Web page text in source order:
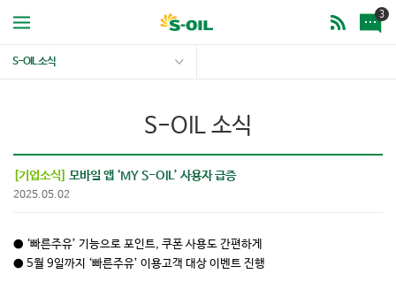
3
S-OIL 소식
S-OIL 소식
[기업소식] 모바일 앱 ‘MY S-OIL’ 사용자 급증
2025.05.02
● ‘빠른주유’ 기능으로 포인트, 쿠폰 사용도 간편하게
● 5월 9일까지 ‘빠른주유’ 이용고객 대상 이벤트 진행